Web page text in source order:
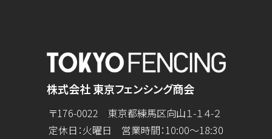
株式会社 東京フェンシング商会
〒176-0022 東京都練馬区向山１-１４-２
定休日：火曜日 営業時間：10:00～18:30